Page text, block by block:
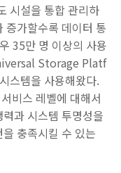
시설을 통합 관리하
증가할수록 데이터 통
35만 명 이상의 사용
Storage Platf
스템을 사용해왔다.
비스 레벨에 대해서
과 시스템 투명성을
충족시킬 수 있는